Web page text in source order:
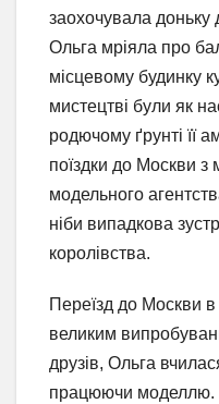
заохочувала
Ольга мріяла про
місцевому будинку
мистецтві були як
родючому ґрунті її
поїздки до Москви з
модельного
ніби випадкова
королівства.
Переїзд до Москви
великим
друзів, Ольга
працюючи моделлю.